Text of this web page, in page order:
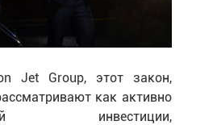
Jet Group, этот закон,
как активно
инвестиции,